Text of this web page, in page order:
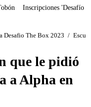
Inscripciones 'Desafío'
Desafio The Box 2023 /
que le pidió
a Alpha en